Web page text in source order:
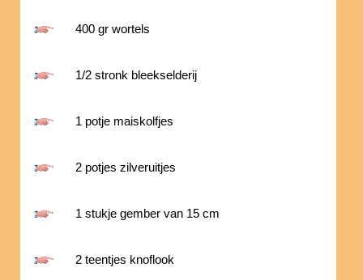
400 gr wortels
1/2 stronk bleekselderij
1 potje maiskolfjes
2 potjes zilveruitjes
1 stukje gember van 15 cm
2 teentjes knoflook